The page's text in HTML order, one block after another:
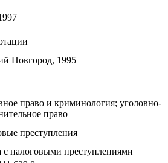
Новгород, 1995
право и криминология; уголовно-
право
преступления
с налоговыми преступлениями